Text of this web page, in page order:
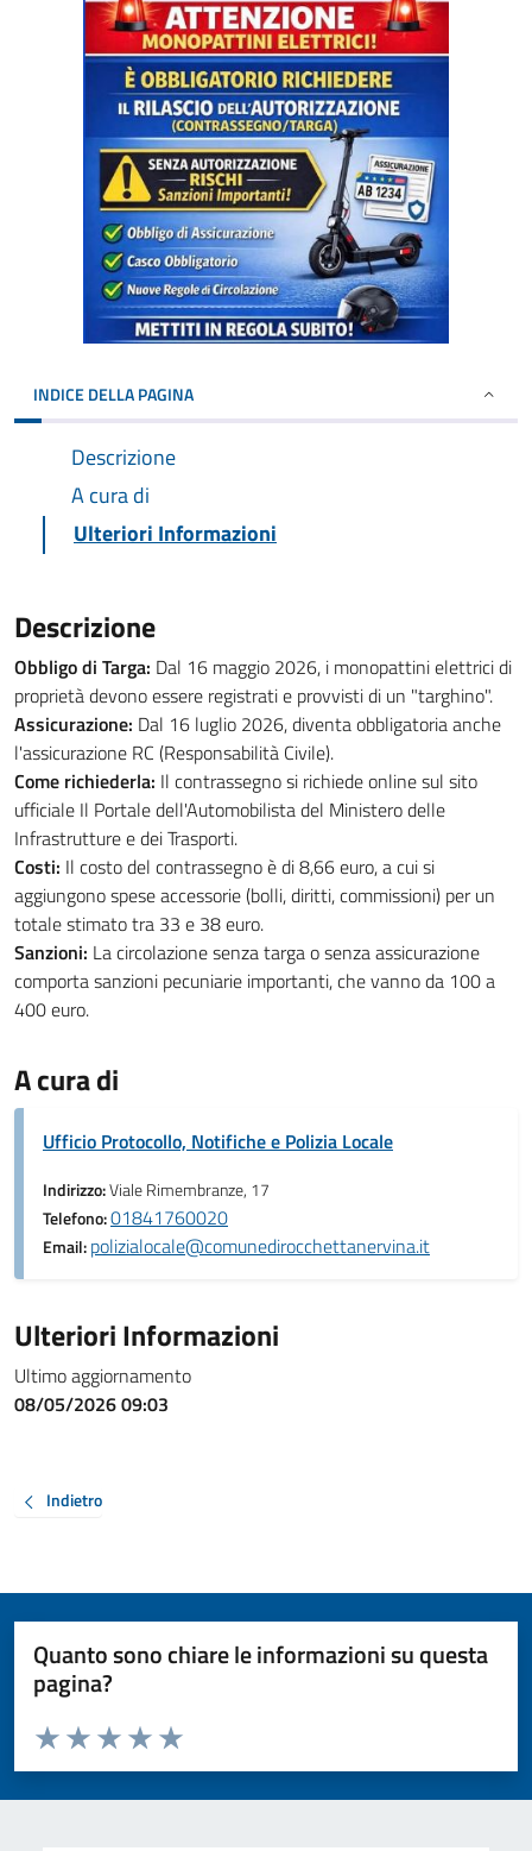
INDICE DELLA PAGINA
Descrizione
A cura di
Ulteriori Informazioni
Descrizione
Obbligo di Targa: Dal 16 maggio 2026, i monopattini elettrici di
proprietà devono essere registrati e provvisti di un "targhino".
Assicurazione: Dal 16 luglio 2026, diventa obbligatoria anche
l'assicurazione RC (Responsabilità Civile).
Come richiederla: Il contrassegno si richiede online sul sito
ufficiale Il Portale dell'Automobilistadel Ministero delle
Infrastrutture e dei Trasporti.
Costi: Il costo del contrassegno è di 8,66 euro, a cui si
aggiungono spese accessorie (bolli, diritti, commissioni) per un
totale stimato tra 33 e 38 euro.
Sanzioni: La circolazione senza targa o senza assicurazione
comporta sanzioni pecuniarie importanti, che vanno da 100 a
400 euro.
A cura di
Ufficio Protocollo, Notifiche e Polizia Locale
Indirizzo:Viale Rimembranze, 17
Telefono:01841760020
Email:polizialocale@comunedirocchettanervina.it
Ulteriori Informazioni
Ultimo aggiornamento
08/05/2026 09:03
Indietro
Quanto sono chiare le informazioni su questa
pagina?
Valuta da 1 a 5 stelle la pagina
Valuta 5 stelle su 5
Valuta 4 stelle su 5
Valuta 3 stelle su 5
Valuta 2 stelle su 5
Valuta 1 stelle su 5